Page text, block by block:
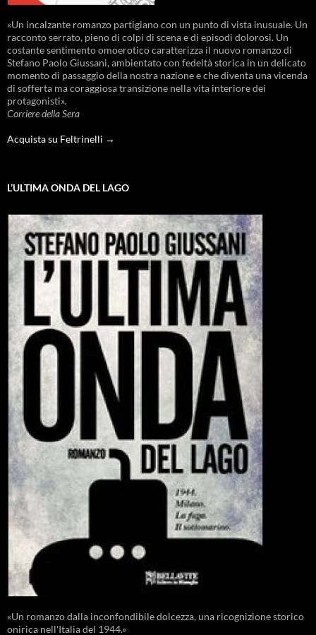
«Un incalzante romanzo partigiano con un punto di vista inusuale. Un
racconto serrato, pieno di colpi di scena e di episodi dolorosi. Un
costante sentimento omoerotico caratterizza il nuovo romanzo di
Stefano Paolo Giussani, ambientato con fedeltà storica in un delicato
momento di passaggio della nostra nazione e che diventa una vicenda
di sofferta ma coraggiosa transizione nella vita interiore dei
protagonisti».
Corriere della Sera
Acquista su Feltrinelli →
L’ULTIMA ONDA DEL LAGO
«Un romanzo dalla inconfondibile dolcezza, una ricognizione storico
onirica nell'Italia del 1944.»